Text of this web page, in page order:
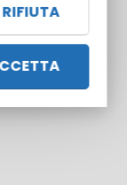
Corsi: 7 / 7
RIFIUTA